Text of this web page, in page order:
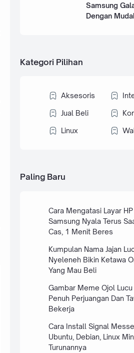
Samsung
Dengan
Kategori Pilihan
Aksesoris
Jual Beli
Linux
Paling Baru
Cara Mengatasi Layar HP
Samsung Nyala Terus
Cas, 1 Menit Beres
Kumpulan Nama Jajan
Nyeleneh Bikin Ketawa
Yang Mau Beli
Gambar Meme Ojol Lucu
Penuh Perjuangan Dan
Bekerja
Cara Install Signal
Ubuntu, Debian, Linux
Turunannya